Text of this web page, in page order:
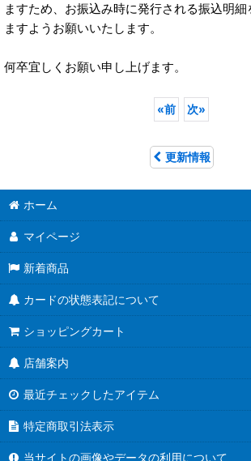
ますため、お振込み時に発行される振込明細
ますようお願いいたします。
何卒宜しくお願い申し上げます。
«前 次»
更新情報
ホーム
マイページ
新着商品
カードの状態表記について
ショッピングカート
店舗案内
最近チェックしたアイテム
特定商取引法表示
当サイトの画像やデータの利用について